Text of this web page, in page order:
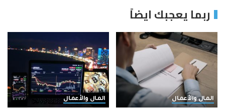
ربما يعجبك ايضاً
المال والأعمال المال والأعمال